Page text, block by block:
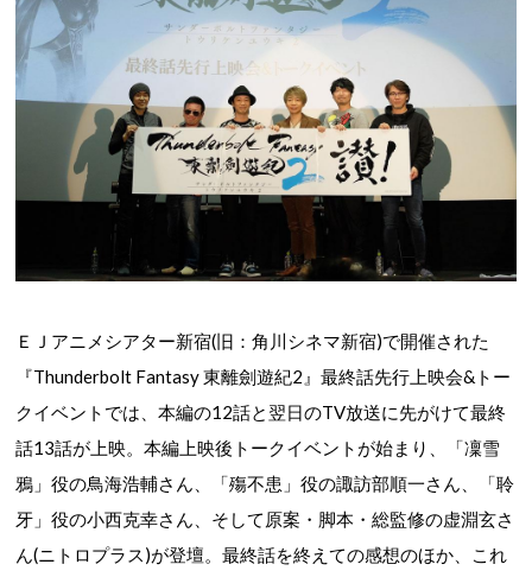
ＥＪアニメシアター新宿(旧：角川シネマ新宿)で開催された
『Thunderbolt Fantasy 東離劍遊紀2』最終話先行上映会&トー
クイベントでは、本編の12話と翌日のTV放送に先がけて最終
話13話が上映。本編上映後トークイベントが始まり、
「凜雪
鴉」役の鳥海浩輔さん、「殤不患」役の諏訪部順一さん、「聆
牙」役の小西克幸さん、そして原案・脚本・総監修の虚淵玄さ
ん(ニトロプラス)が登壇。最終話を終えての感想のほか、これ